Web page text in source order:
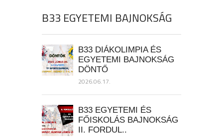
B33 EGYETEMI BAJNOKSÁG
B33 DIÁKOLIMPIA ÉS
EGYETEMI BAJNOKSÁG
DÖNTŐ
2026.06.17.
B33 EGYETEMI ÉS
FŐISKOLÁS BAJNOKSÁG
II. FORDUL..